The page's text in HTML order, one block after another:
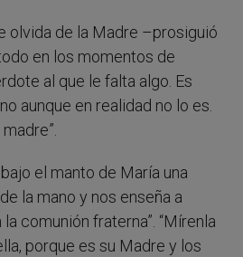
olvida de la Madre –prosiguió
en los momentos de
al que le falta algo. Es
aunque en realidad no lo es.
el manto de María una
la mano y nos enseña a
comunión fraterna”. “Mírenla
porque es su Madre y los